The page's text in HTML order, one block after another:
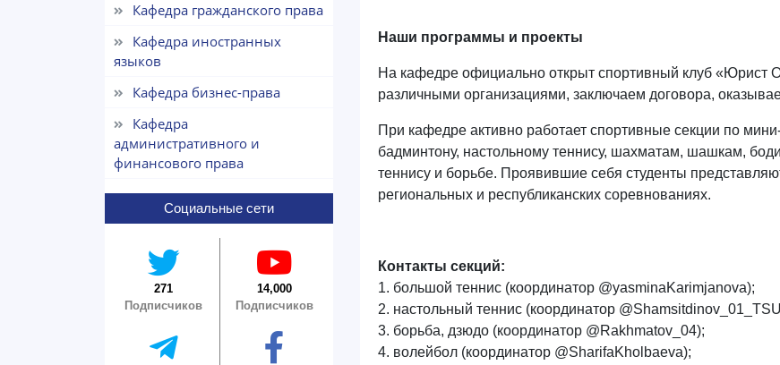
Кафедра гражданского права
Кафедра иностранных
языков
Кафедра бизнес-права
Кафедра
административного и
финансового права
Социальные сети
271
Подписчиков
14,000
Подписчиков
Наши программы и проекты
На кафедре официально открыт спортивный клуб «Юрист
различными организациями, заключаем договора,
При кафедре активно работает спортивные секции по
бадминтону, настольному теннису, шахматам, шашкам,
теннису и борьбе. Проявившие себя студенты
региональных и республиканских соревнованиях.
Контакты секций:
1. большой теннис (координатор @yasminaKarimjanova);
2. настольный теннис (координатор
3. борьба, дзюдо (координатор @Rakhmatov_04);
4. волейбол (координатор @SharifaKholbaeva);